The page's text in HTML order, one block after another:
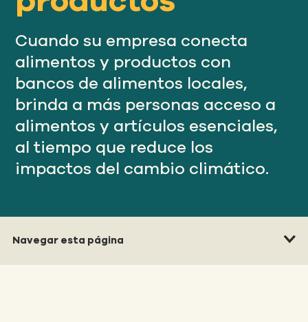
IMPACTO
ACERCA
DE GFN
APOYE
NUESTRA MISIÓN
Cuando su empresa conecta
alimentos y productos con
bancos de alimentos locales,
brinda a más personas acceso a
alimentos y artículos esenciales,
al tiempo que reduce los
impactos del cambio climático.
Navegar esta página